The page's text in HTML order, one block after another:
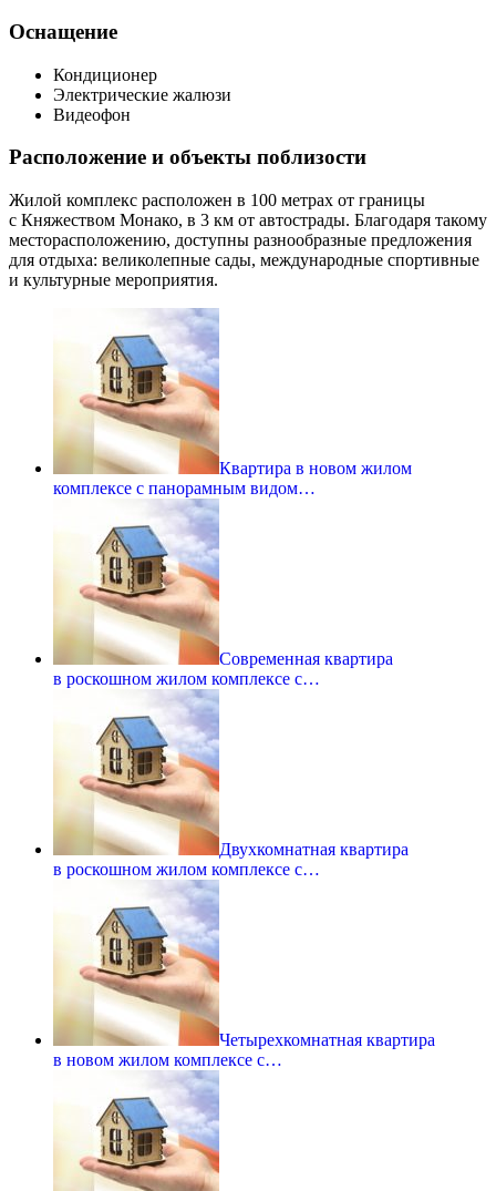
Оснащение
Кондиционер
Электрические жалюзи
Видеофон
Расположение и объекты поблизости
Жилой комплекс расположен в 100 метрах от границы
с Княжеством Монако, в 3 км от автострады. Благодаря такому
месторасположению, доступны разнообразные предложения
для отдыха: великолепные сады, международные спортивные
и культурные мероприятия.
Квартира в новом жилом
комплексе с панорамным видом…
Современная квартира
в роскошном жилом комплексе с…
Двухкомнатная квартира
в роскошном жилом комплексе с…
Четырехкомнатная квартира
в новом жилом комплексе с…